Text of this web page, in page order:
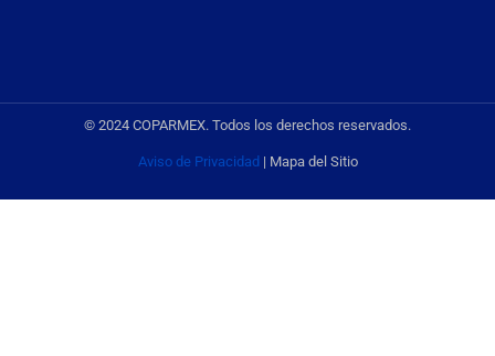
© 2024 COPARMEX. Todos los derechos reservados.
Aviso de Privacidad | Mapa del Sitio